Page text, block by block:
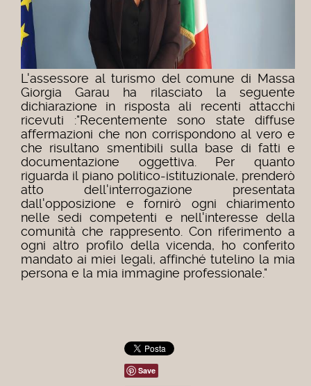
L'assessore al turismo del comune di Massa
Giorgia Garau ha rilasciato la seguente
dichiarazione in risposta ali recenti attacchi
ricevuti :"Recentemente sono state diffuse
affermazioni che non corrispondono al vero e
che risultano smentibili sulla base di fatti e
documentazione oggettiva. Per quanto
riguarda il piano politico-istituzionale, prenderò
atto dell'interrogazione presentata
dall'opposizione e fornirò ogni chiarimento
nelle sedi competenti e nell'interesse della
comunità che rappresento. Con riferimento a
ogni altro profilo della vicenda, ho conferito
mandato ai miei legali, affinché tutelino la mia
persona e la mia immagine professionale."
Save